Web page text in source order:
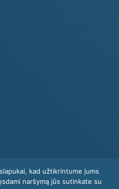
kad užtikrintume jums
naršymą jūs sutinkate su